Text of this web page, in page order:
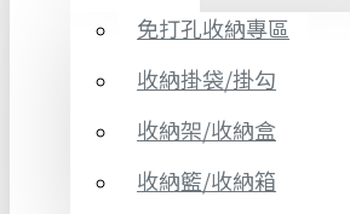
免打孔收納專區
收納掛袋/掛勾
收納架/收納盒
收納籃/收納箱